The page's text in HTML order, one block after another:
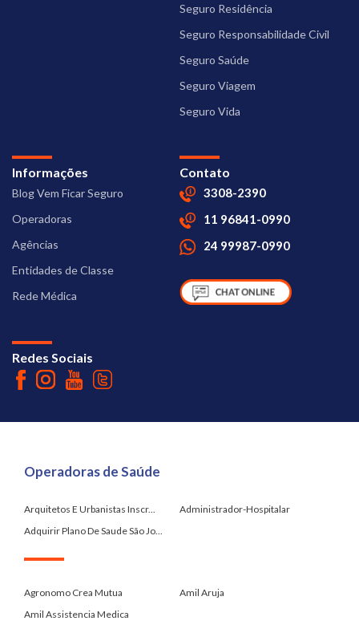
Seguro Residência
Seguro Responsabilidade Civil
Seguro Saúde
Seguro Viagem
Seguro Vida
Informações
Blog Vem Ficar Seguro
Operadoras
Agências
Entidades de Classe
Rede Médica
Contato
3308-2390
11 96841-0990
24 99987-0990
Redes Sociais
Operadoras de Saúde
Arquitetos E Urbanistas Inscr...
Administrador-Hospitalar
Adquirir Plano De Saude São Jo...
Agronomo Crea Mutua
Amil Aruja
Amil Assistencia Medica